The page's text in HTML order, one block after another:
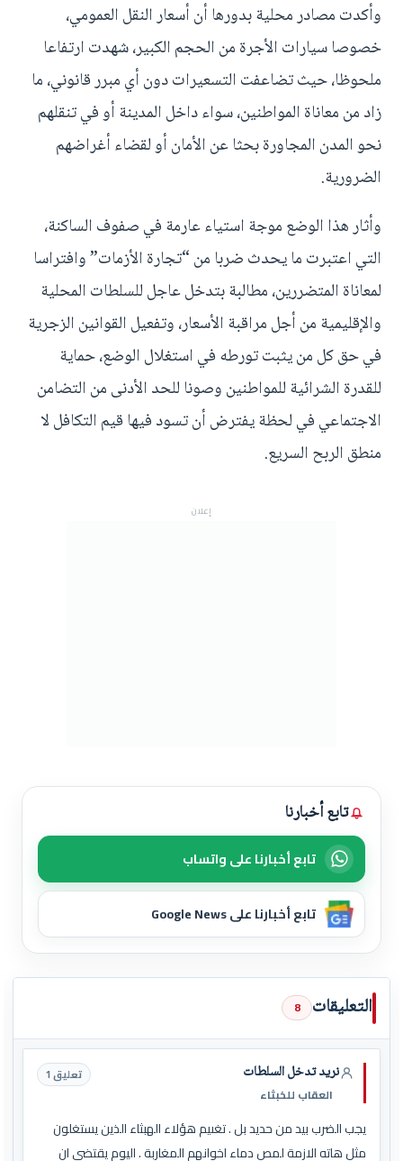
وأكدت مصادر محلية بدورها أن أسعار النقل العمومي،
خصوصا سيارات الأجرة من الحجم الكبير، شهدت ارتفاعا
ملحوظا، حيث تضاعفت التسعيرات دون أي مبرر قانوني، ما
زاد من معاناة المواطنين، سواء داخل المدينة أو في تنقلهم
نحو المدن المجاورة بحثا عن الأمان أو لقضاء أغراضهم
الضرورية.
وأثار هذا الوضع موجة استياء عارمة في صفوف الساكنة،
التي اعتبرت ما يحدث ضربا من “تجارة الأزمات” وافتراسا
لمعاناة المتضررين، مطالبة بتدخل عاجل للسلطات المحلية
والإقليمية من أجل مراقبة الأسعار، وتفعيل القوانين الزجرية
في حق كل من يثبت تورطه في استغلال الوضع، حماية
للقدرة الشرائية للمواطنين وصونا للحد الأدنى من التضامن
الاجتماعي في لحظة يفترض أن تسود فيها قيم التكافل لا
منطق الربح السريع.
إعلان
تابع أخبارنا
تابع أخبارنا على واتساب
تابع أخبارنا على Google News
التعليقات 8
نريد تدخل السلطات
العقاب للخبثاء
تعليق 1
يجب الضرب بيد من حديد بل . تغىيم هؤلاء الهبثاء الذين يستغلون
مثل هاته الازمة لمص دماء اخوانهم المغاربة . اليوم يقتضي ان